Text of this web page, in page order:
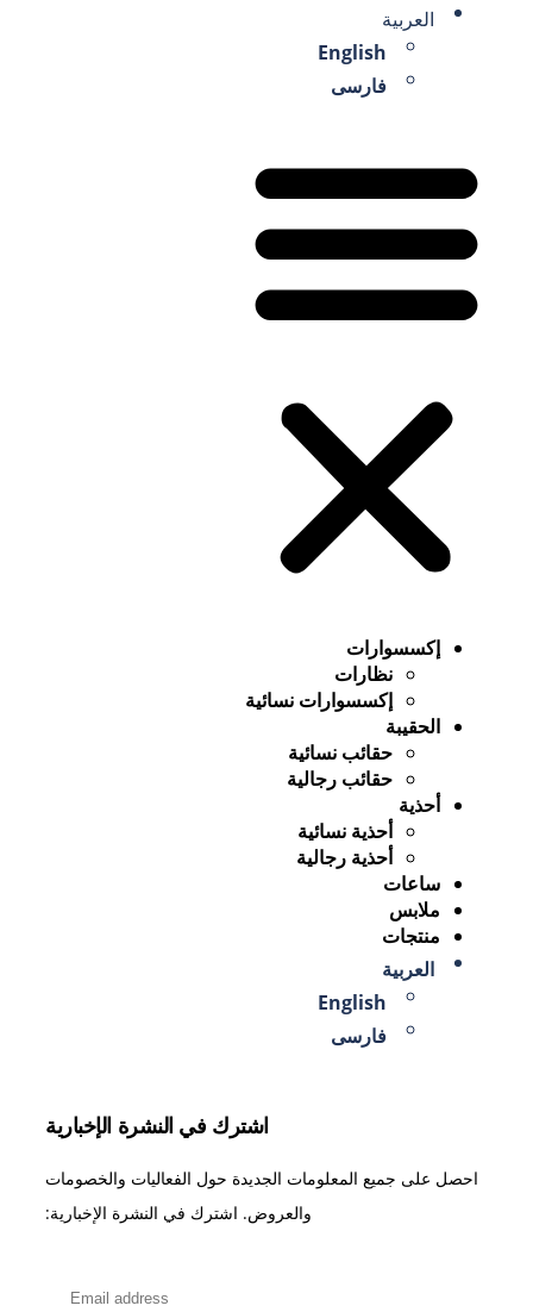
العربية
English
فارسی
إكسسوارات
نظارات
إكسسوارات نسائية
الحقيبة
حقائب نسائية
حقائب رجالية
أحذية
أحذية نسائية
أحذية رجالية
ساعات
ملابس
منتجات
العربية
English
فارسی
اشترك في النشرة الإخبارية
احصل على جميع المعلومات الجديدة حول الفعاليات والخصومات
والعروض. اشترك في النشرة الإخبارية: